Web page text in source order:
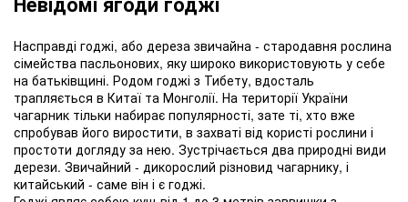
Насправді годжі, або дереза звичайна - стародавня рослина
сімейства пасльонових, яку широко використовують у себе
на батьківщині. Родом годжі з Тибету, вдосталь
трапляється в Китаї та Монголії. На території України
чагарник тільки набирає популярності, зате ті, хто вже
спробував його виростити, в захваті від користі рослини і
простоти догляду за нею. Зустрічається два природні види
дерези. Звичайний - дикорослий різновид чагарнику, і
китайський - саме він і є годжі.